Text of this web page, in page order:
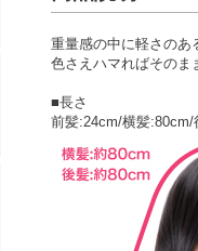
重量感の中に軽さのあ
色さえハマればそのま
■長さ
前髪:24cm/横髪:80cm/